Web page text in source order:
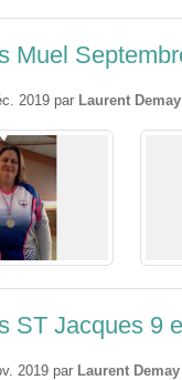
Muel
2019 par Laurent Demay
ST Jacques 9
2019 par Laurent Demay